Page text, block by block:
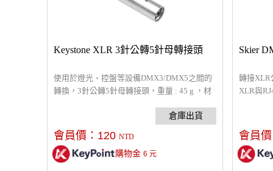
Keystone XLR 3針公轉5針母轉接頭
使用於燈光、控盤等設備DMX3/DMX5之間的
轉換，3針公轉5針母轉接頭，重量 : 45 g ，材
會員價： 120 NTD
購物金 6 元
Skier
轉接XLR
XLR與
會員